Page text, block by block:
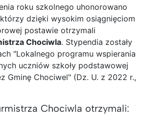
roku szkolnego uhonorowano
dzięki wysokim osiągnięciom
postawie otrzymali
Chociwla. Stypendia zostały
"Lokalnego programu wspierania
uczniów szkoły podstawowej
Gminę Chociwel" (Dz. U. z 2022 r.,
Chociwla otrzymali: